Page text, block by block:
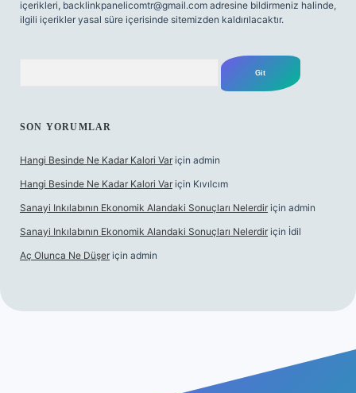
içerikleri, backlinkpanelicomtr@gmail.com adresine bildirmeniz halinde,
ilgili içerikler yasal süre içerisinde sitemizden kaldırılacaktır.
SON YORUMLAR
Hangi Besinde Ne Kadar Kalori Var için admin
Hangi Besinde Ne Kadar Kalori Var için Kıvılcım
Sanayi Inkılabının Ekonomik Alandaki Sonuçları Nelerdir için admin
Sanayi Inkılabının Ekonomik Alandaki Sonuçları Nelerdir için İdil
Aç Olunca Ne Düşer için admin